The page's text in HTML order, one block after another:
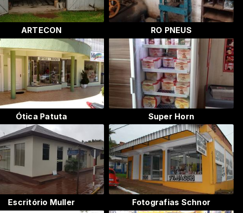
ARTECON RO PNEUS
Ótica Patuta Super Horn
Escritório Muller Fotografias Schnor